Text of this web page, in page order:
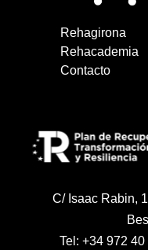
Rehagirona
Rehacademia
Contacto
C/ Isaac Rabin,
Tel: +34 972 40